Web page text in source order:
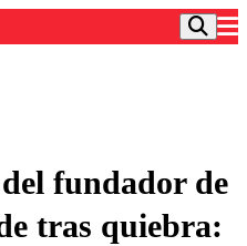
fundador de
tras quiebra: